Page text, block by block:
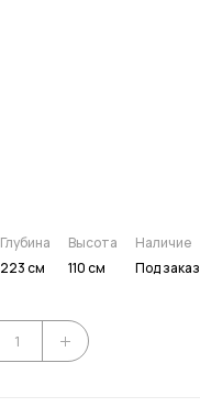
Глубина
223 см
Высота
110 см
Наличие
Под заказ